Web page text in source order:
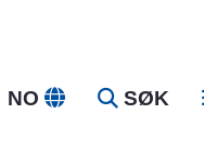
NO SØK